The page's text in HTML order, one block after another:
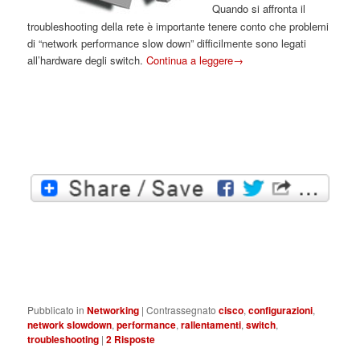
Quando si affronta il
troubleshooting della rete è importante tenere conto che problemi
di “network performance slow down” difficilmente sono legati
all’hardware degli switch.Continua a leggere→
Pubblicato in Networking |Contrassegnato cisco,configurazioni,
network slowdown,performance,rallentamenti,switch,
troubleshooting |2 Risposte